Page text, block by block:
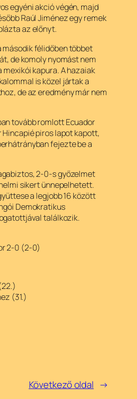
egyéni akció végén, majd
Raúl Jiménez egy remek
az előnyt.
második félidőben többet
de komoly nyomást nem
kapura. A hazaiak
is közel jártak a
de az eredmény már nem
tovább romlott Ecuador
Hincapié piros lapot kapott,
fejezte be a
2-0-s győzelmet
sikert ünnepelhetett.
a legjobb 16 között
Demokratikus
találkozik.
2-0 (2-0)
(31.)
Következő oldal →